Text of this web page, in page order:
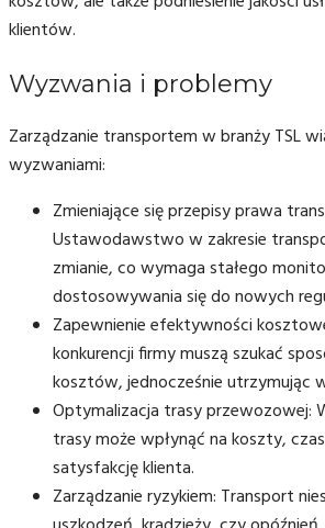
klientów.
Wyzwania i problemy
Zarządzanie transportem w branży TSL
wyzwaniami:
Zmieniające się przepisy prawa
Ustawodawstwo w zakresie
zmianie, co wymaga stałego
dostosowywania się do nowych
Zapewnienie efektywności
konkurencji firmy muszą szukać
kosztów, jednocześnie utrzymując
Optymalizacja trasy przewozowej:
trasy może wpłynąć na koszty,
satysfakcję klienta.
Zarządzanie ryzykiem: Transport